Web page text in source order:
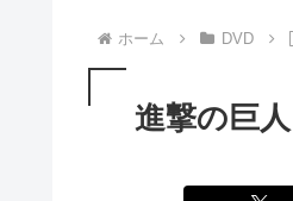
ホーム DVD
進撃の巨